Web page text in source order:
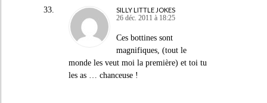
SILLY LITTLE JOKES
26 déc. 2011 à 18:25
Ces bottines sont
magnifiques, (tout le
monde les veut moi la première) et toi tu
les as … chanceuse !